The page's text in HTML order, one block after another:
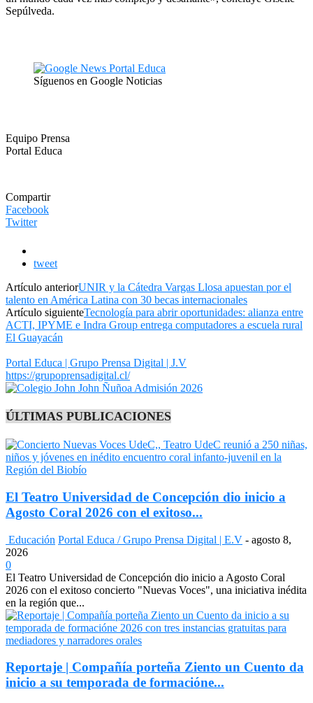
Sepúlveda.
Síguenos en Google Noticias
Equipo Prensa
Portal Educa
Compartir
Facebook
Twitter
tweet
Artículo anteriorUNIR y la Cátedra Vargas Llosa apuestan por el
talento en América Latina con 30 becas internacionales
Artículo siguienteTecnología para abrir oportunidades: alianza entre
ACTI, IPYME e Indra Group entrega computadores a escuela rural
El Guayacán
Portal Educa | Grupo Prensa Digital | J.V
https://grupoprensadigital.cl/
ÚLTIMAS PUBLICACIONES
El Teatro Universidad de Concepción dio inicio a
Agosto Coral 2026 con el exitoso...
Educación Portal Educa / Grupo Prensa Digital | E.V - agosto 8,
2026
0
El Teatro Universidad de Concepción dio inicio a Agosto Coral
2026 con el exitoso concierto "Nuevas Voces", una iniciativa inédita
en la región que...
Reportaje | Compañía porteña Ziento un Cuento da
inicio a su temporada de formacióne...